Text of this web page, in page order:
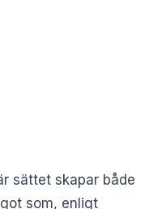
sättet skapar både
som, enligt